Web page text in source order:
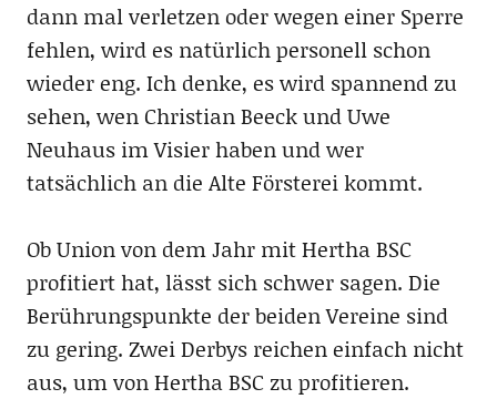
dann mal verletzen oder wegen einer Sperre
fehlen, wird es natürlich personell schon
wieder eng. Ich denke, es wird spannend zu
sehen, wen Christian Beeck und Uwe
Neuhaus im Visier haben und wer
tatsächlich an die Alte Försterei kommt.
Ob Union von dem Jahr mit Hertha BSC
profitiert hat, lässt sich schwer sagen. Die
Berührungspunkte der beiden Vereine sind
zu gering. Zwei Derbys reichen einfach nicht
aus, um von Hertha BSC zu profitieren.